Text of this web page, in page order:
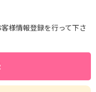
様情報登録を行って下さ